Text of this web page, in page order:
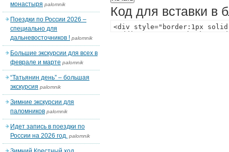
Код для вставки в
монастыря palomnik
Поездки по России 2026 –
специально для
дальневосточников ! palomnik
Большие экскурсии для всех в
феврале и марте palomnik
“Татьянин день” – большая
экскурсия palomnik
Зимние экскурсии для
паломников palomnik
Идет запись в поездки по
России на 2026 год. palomnik